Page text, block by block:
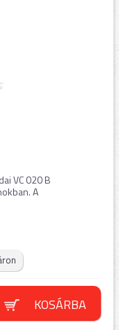
VC 020 B
A
KOSÁRBA